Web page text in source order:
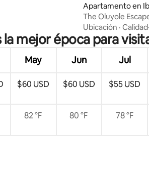
Apartamento en
The Oluyole
Ibadan
Ubicación ·
la mejor época para
May Jun Jul
$60 USD $60 USD $55 USD
82 °F 80 °F 78 °F